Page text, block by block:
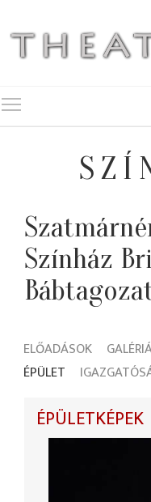
Színház
ELŐADÁSOK
ÉPÜLET
ÉPÜLETKÉPEK